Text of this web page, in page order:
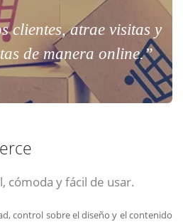
clientes, atrae visitas y
de manera online.”
cómoda y fácil de usar.
control sobre el diseño y el contenido